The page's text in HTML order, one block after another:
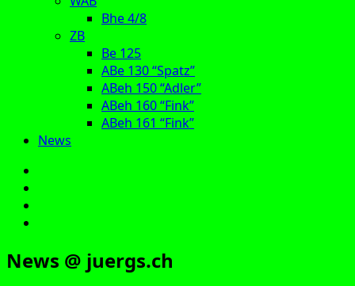
Bhe 4/8
ZB
Be 125
ABe 130 “Spatz”
ABeh 150 “Adler”
ABeh 160 “Fink”
ABeh 161 “Fink”
News
News @ juergs.ch